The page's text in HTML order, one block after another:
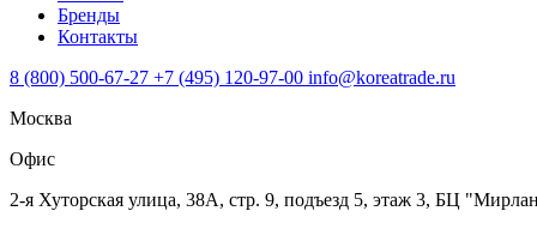
Бренды
Контакты
8 (800) 500-67-27 +7 (495) 120-97-00 info@koreatrade.ru
Москва
Офис
2-я Хуторская улица, 38А, стр. 9, подъезд 5, этаж 3, БЦ